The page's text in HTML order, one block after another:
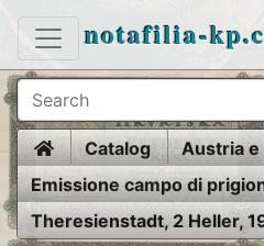
notafilia-
HomeCatalog
Austria
Emissione campo di
Theresienstadt, 2 Heller,